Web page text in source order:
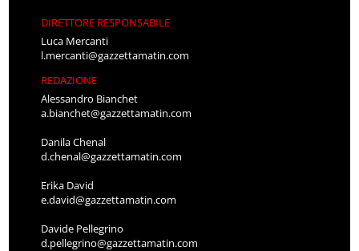
DIRETTORE RESPONSABILE
Luca Mercanti
l.mercanti@gazzettamatin.com
REDAZIONE
Alessandro Bianchet
a.bianchet@gazzettamatin.com
Danila Chenal
d.chenal@gazzettamatin.com
Erika David
e.david@gazzettamatin.com
Davide Pellegrino
d.pellegrino@gazzettamatin.com